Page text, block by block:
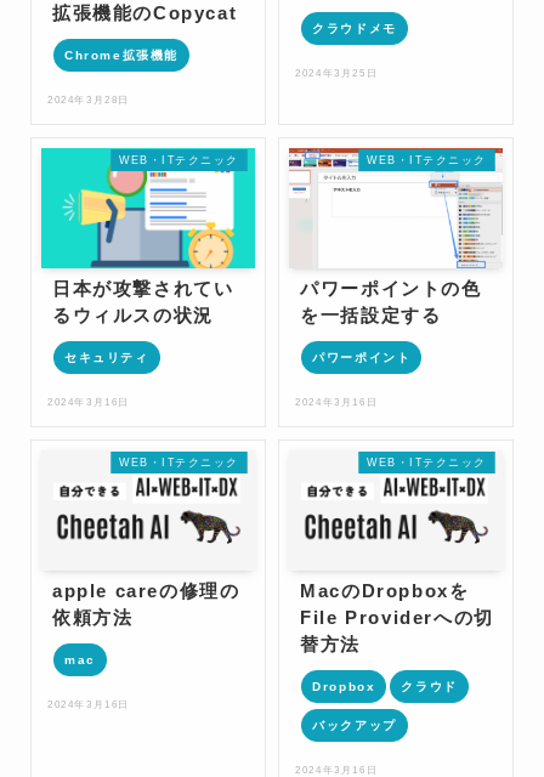
拡張機能のCopycat
Chrome拡張機能
2024年3月28日
クラウドメモ
2024年3月25日
WEB・ITテクニック
日本が攻撃されてい
るウィルスの状況
セキュリティ
2024年3月16日
WEB・ITテクニック
パワーポイントの色
を一括設定する
パワーポイント
2024年3月16日
WEB・ITテクニック
apple careの修理の
依頼方法
mac
2024年3月16日
WEB・ITテクニック
MacのDropboxを
File Providerへの切
替方法
Dropbox クラウド
バックアップ
2024年3月16日